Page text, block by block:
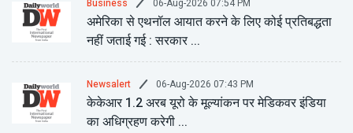
Business
अमेरिका से एथनॉल आयात करने के लिए कोई प्रतिबद्धता
नहीं जताई गई : सरकार ...
Newsalert 06-Aug-2026 07:43 PM
केकेआर 1.2 अरब यूरो के मूल्यांकन पर मेडिकवर इंडिया
का अधिग्रहण करेगी ...